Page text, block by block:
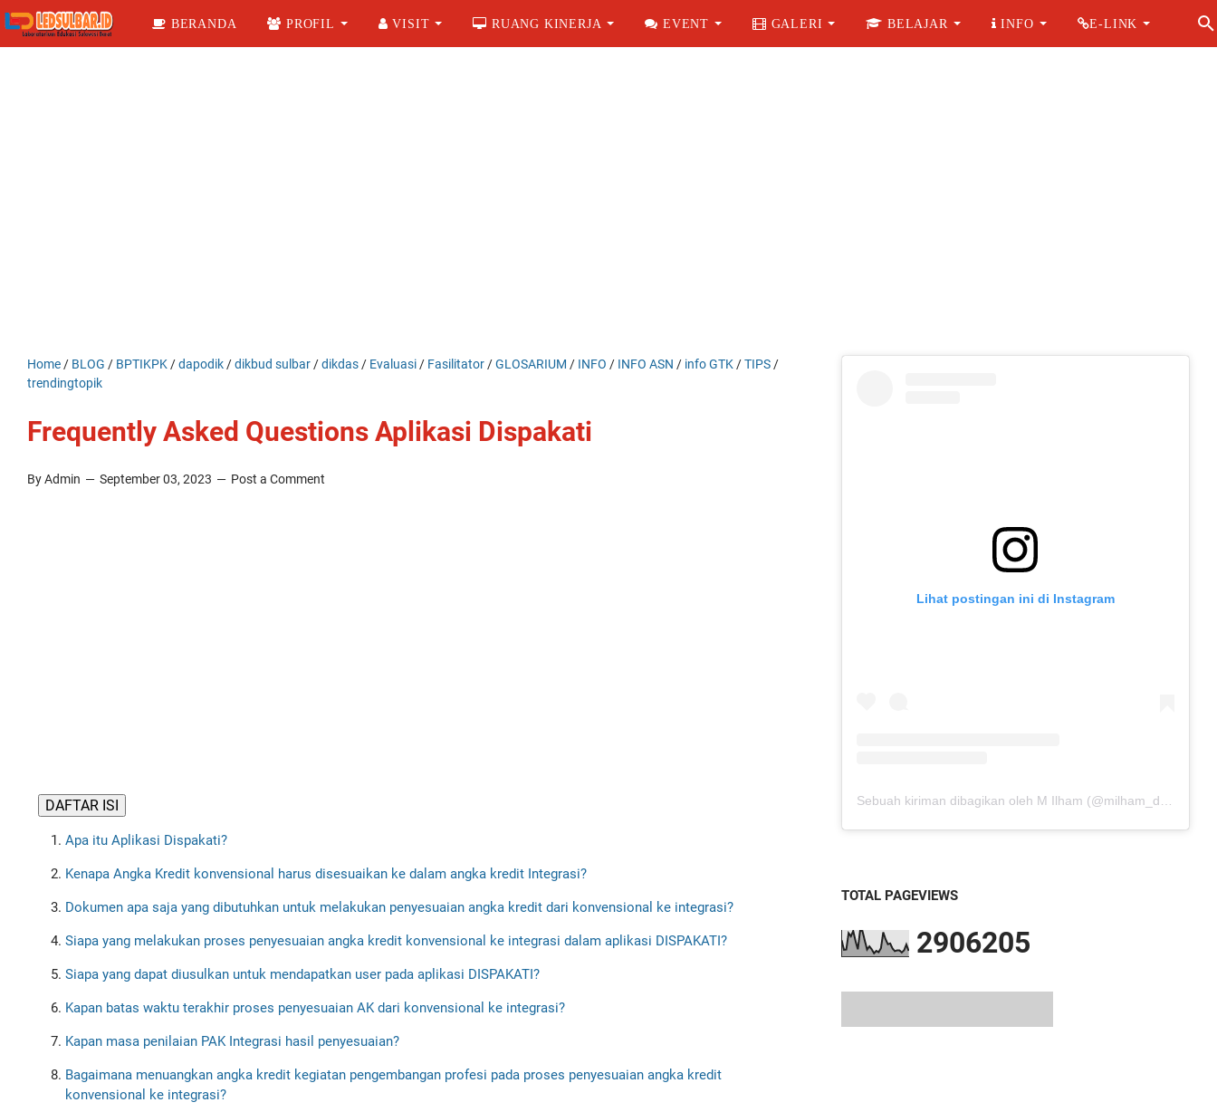
BERANDA PROFIL VISIT RUANG KINERJA EVENT GALERI BELAJAR INFO E-LINK
Home / BLOG / BPTIKPK /dapodik /dikbud sulbar /dikdas / Evaluasi / Fasilitator /GLOSARIUM / INFO / INFO ASN / info GTK /TIPS /
trendingtopik
Frequently Asked Questions Aplikasi Dispakati
By Admin September 03, 2023 Post a Comment
DAFTAR ISI
Apa itu Aplikasi Dispakati?
Kenapa Angka Kredit konvensional harus disesuaikan ke dalam angka kredit Integrasi?
Dokumen apa saja yang dibutuhkan untuk melakukan penyesuaian angka kredit dari konvensional ke integrasi?
Siapa yang melakukan proses penyesuaian angka kredit konvensional ke integrasi dalam aplikasi DISPAKATI?
Siapa yang dapat diusulkan untuk mendapatkan user pada aplikasi DISPAKATI?
Kapan batas waktu terakhir proses penyesuaian AK dari konvensional ke integrasi?
Kapan masa penilaian PAK Integrasi hasil penyesuaian?
Bagaimana menuangkan angka kredit kegiatan pengembangan profesi pada proses penyesuaian angka kredit
konvensional ke integrasi?
Lihat postingan ini di Instagram
TOTAL PAGEVIEWS
2906205